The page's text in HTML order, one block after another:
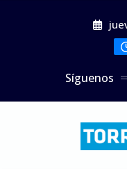
Síguenos